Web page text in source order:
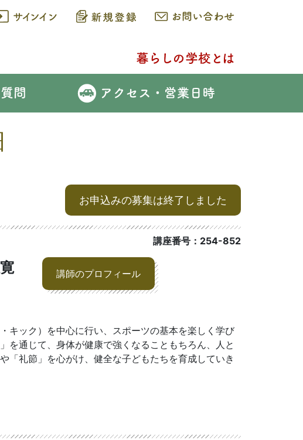
お申込みの募集は終了しました
講座番号：254-852
講師のプロフィール
キック）を中心に行い、スポーツの基本を楽しく学び
を通じて、身体が健康で強くなることもちろん、人と
「礼節」を心がけ、健全な子どもたちを育成していき